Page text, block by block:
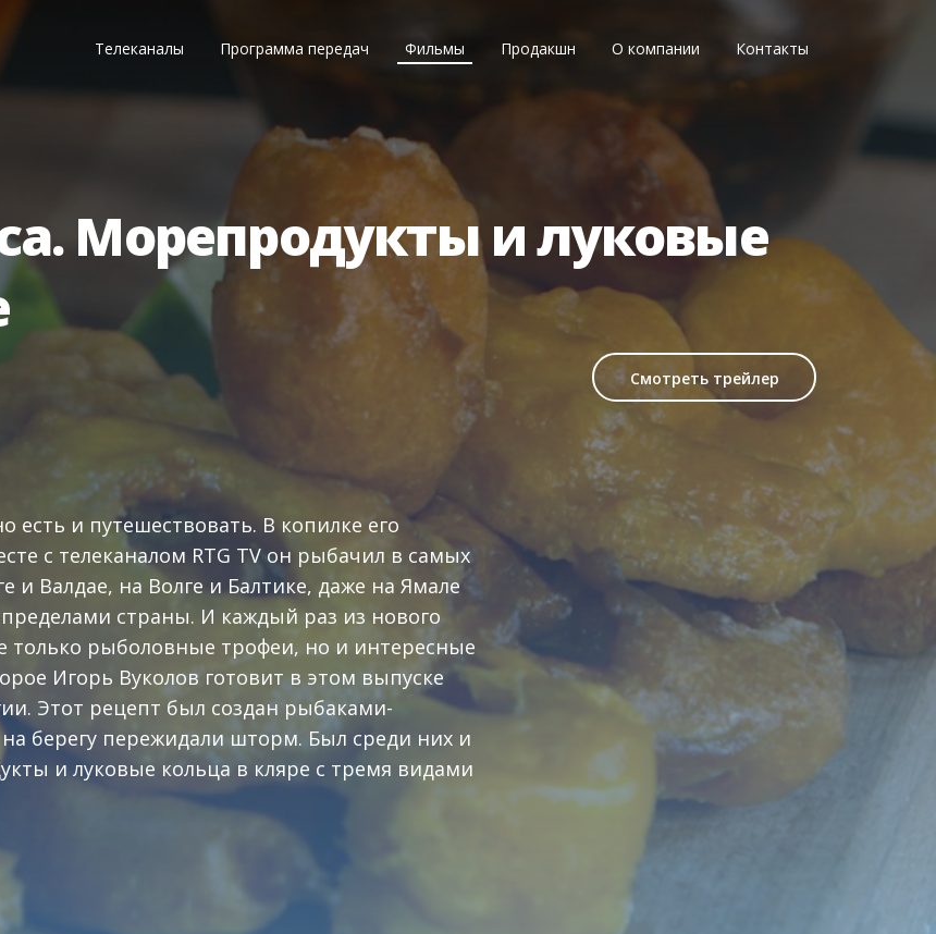
Телеканалы Программа передач Фильмы Продакшн О компании Контакты
Морепродукты и луковые
Смотреть трейлер
есть и путешествовать. В копилке его
с телеканалом RTG TV он рыбачил в самых
и Валдае, на Волге и Балтике, даже на Ямале
пределами страны. И каждый раз из нового
рыболовные трофеи, но и интересные
Игорь Вуколов готовит в этом выпуске
Этот рецепт был создан рыбаками-
берегу пережидали шторм. Был среди них и
и луковые кольца в кляре с тремя видами